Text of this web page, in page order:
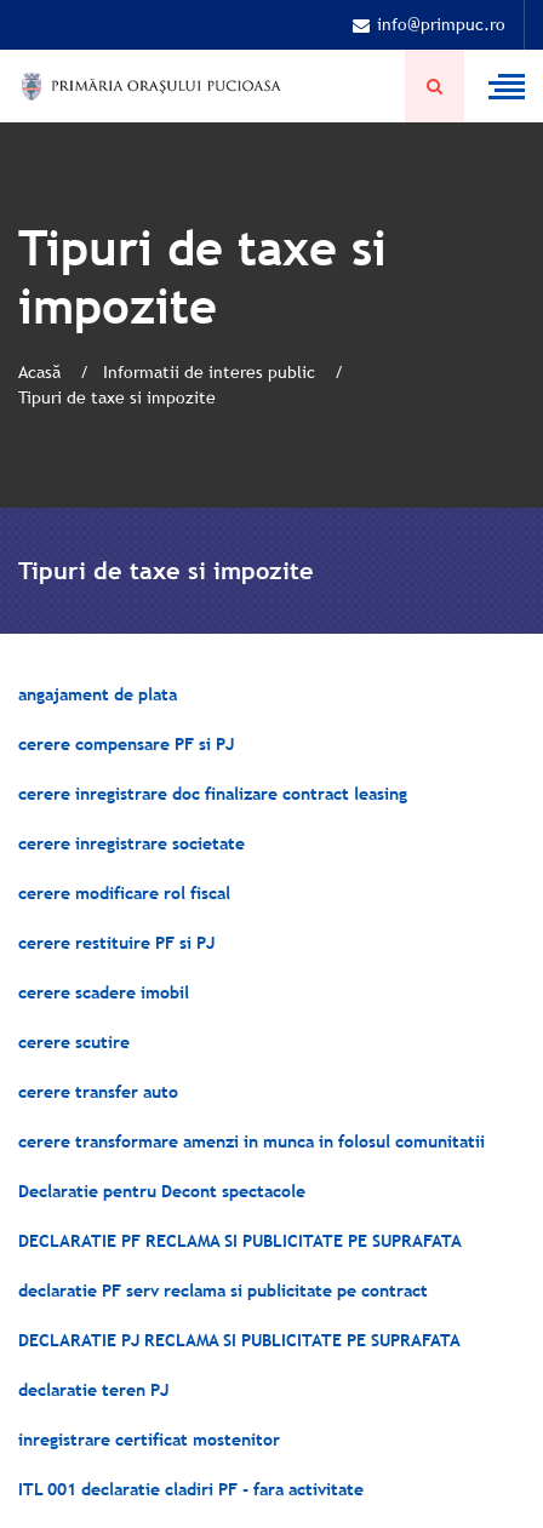
info@primpuc.ro
Tipuri de taxe si
impozite
Acasă
Informatii de interes public
Tipuri de taxe si impozite
Tipuri de taxe si impozite
angajament de plata
cerere compensare PF si PJ
cerere inregistrare doc finalizare contract leasing
cerere inregistrare societate
cerere modificare rol fiscal
cerere restituire PF si PJ
cerere scadere imobil
cerere scutire
cerere transfer auto
cerere transformare amenzi in munca in folosul comunitatii
Declaratie pentru Decont spectacole
DECLARATIE PF RECLAMA SI PUBLICITATE PE SUPRAFATA
declaratie PF serv reclama si publicitate pe contract
DECLARATIE PJ RECLAMA SI PUBLICITATE PE SUPRAFATA
declaratie teren PJ
inregistrare certificat mostenitor
ITL 001 declaratie cladiri PF - fara activitate